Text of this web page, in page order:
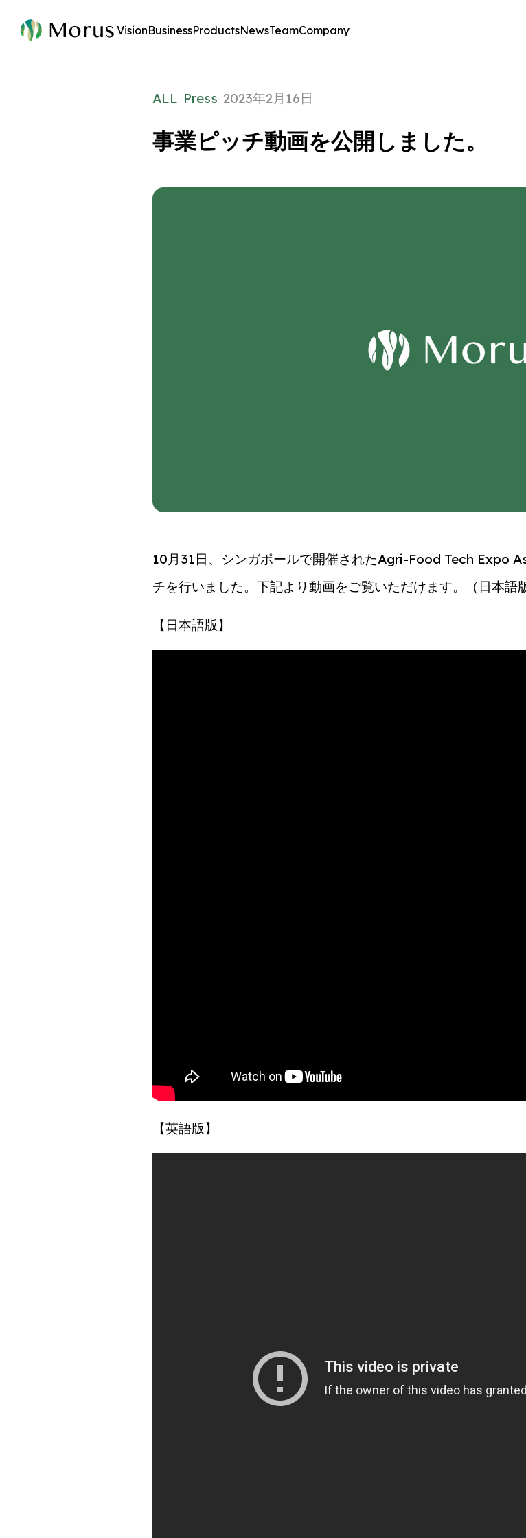
VisionBusinessProductsNewsTeamCompany
ALL Press 2023年2月16日
事業ピッチ動画を公開しました。
10月31日、シンガポールで開催されたAgri-Food Tech Expo
チを行いました。下記より動画をご覧いただけます。（日本語
【日本語版】
【英語版】